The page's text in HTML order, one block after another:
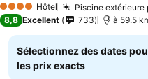
4 Étoiles Hôtel Piscine extérieure
8,8 Excellent 733 à 59.5
Sélectionnez des dates
les prix exacts